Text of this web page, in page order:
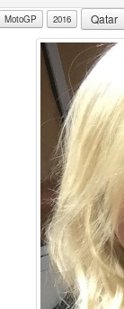
MotoGP 2016 Qatar